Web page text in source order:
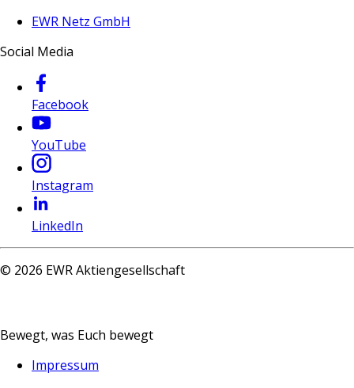
EWR Netz GmbH
Social Media
Facebook
YouTube
Instagram
LinkedIn
© 2026 EWR Aktiengesellschaft
Bewegt, was Euch bewegt
Impressum